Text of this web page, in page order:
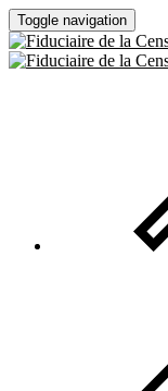
Toggle navigation